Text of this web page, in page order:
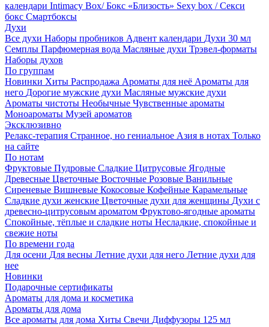
календари Intimacy Box/ Бокс «Близость» Sexy box / Секси
бокс Смартбоксы
Духи
Все духи Наборы пробников Адвент календари Духи 30 мл
Семплы Парфюмерная вода Масляные духи Трэвел-форматы
Наборы духов
По группам
Новинки Хиты Распродажа Ароматы для неё Ароматы для
него Дорогие мужские духи Масляные мужские духи
Ароматы чистоты Необычные Чувственные ароматы
Моноароматы Музей ароматов
Эксклюзивно
Релакс-терапия Странное, но гениальное Азия в нотах Только
на сайте
По нотам
Фруктовые Пудровые Сладкие Цитрусовые Ягодные
Древесные Цветочные Восточные Розовые Ванильные
Сиреневые Вишневые Кокосовые Кофейные Карамельные
Сладкие духи женские Цветочные духи для женщины Духи с
древесно-цитрусовым ароматом Фруктово-ягодные ароматы
Спокойные, тёплые и сладкие ноты Несладкие, спокойные и
свежие ноты
По времени года
Для осени Для весны Летние духи для него Летние духи для
нее
Новинки
Подарочные сертификаты
Ароматы для дома и косметика
Ароматы для дома
Все ароматы для дома Хиты Свечи Диффузоры 125 мл